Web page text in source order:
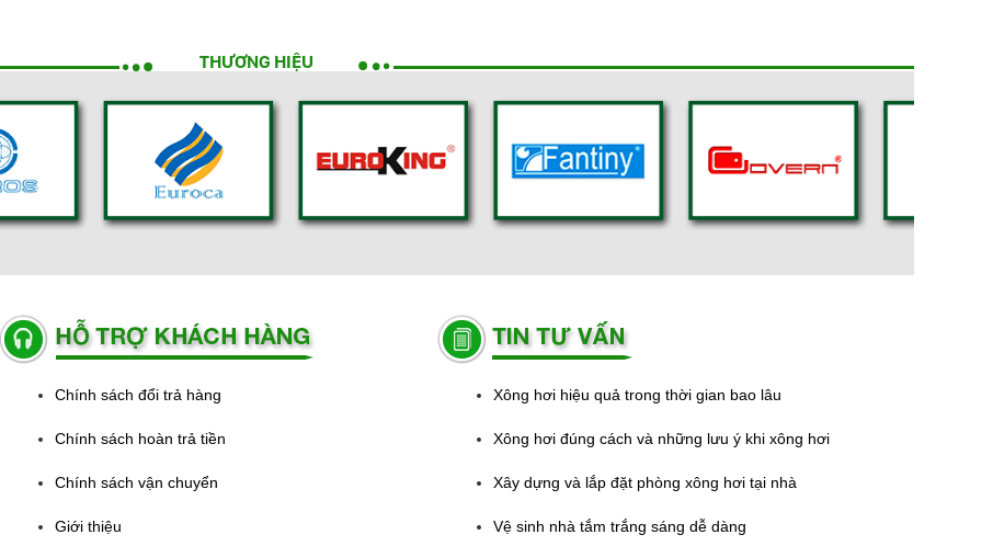
THƯƠNG HIỆU
Chính sách đổi trả hàng
Chính sách hoàn trả tiền
Chính sách vận chuyển
Giới thiệu
Xông hơi hiệu quả trong thời gian bao lâu
Xông hơi đúng cách và những lưu ý khi xông hơi
Xây dựng và lắp đặt phòng xông hơi tại nhà
Vệ sinh nhà tắm trắng sáng dễ dàng